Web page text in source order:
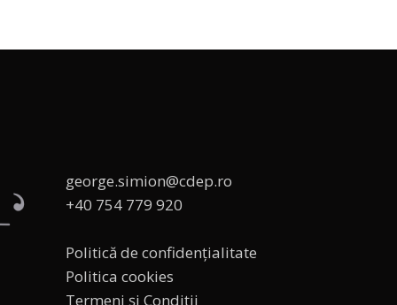
george.simion@cdep.ro
+40 754 779 920
Politică de confidențialitate
Politica cookies
Termeni și Condiții